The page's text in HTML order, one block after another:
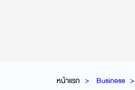
หน้าแรก Business